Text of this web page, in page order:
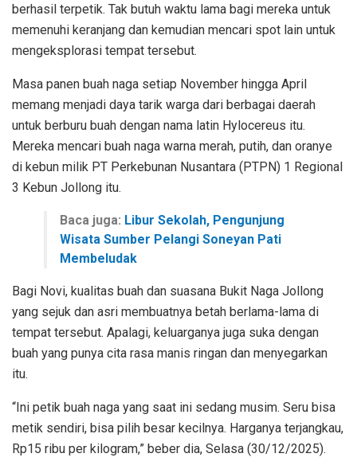
berhasil terpetik. Tak butuh waktu lama bagi mereka untuk
memenuhi keranjang dan kemudian mencari spot lain untuk
mengeksplorasi tempat tersebut.
Masa panen buah naga setiap November hingga April
memang menjadi daya tarik warga dari berbagai daerah
untuk berburu buah dengan nama latin Hylocereus itu.
Mereka mencari buah naga warna merah, putih, dan oranye
di kebun milik PT Perkebunan Nusantara (PTPN) 1 Regional
3 Kebun Jollong itu.
Baca juga: Libur Sekolah, Pengunjung
Wisata Sumber Pelangi Soneyan Pati
Membeludak
Bagi Novi, kualitas buah dan suasana Bukit Naga Jollong
yang sejuk dan asri membuatnya betah berlama-lama di
tempat tersebut. Apalagi, keluarganya juga suka dengan
buah yang punya cita rasa manis ringan dan menyegarkan
itu.
“Ini petik buah naga yang saat ini sedang musim. Seru bisa
metik sendiri, bisa pilih besar kecilnya. Harganya terjangkau,
Rp15 ribu per kilogram,” beber dia, Selasa (30/12/2025).